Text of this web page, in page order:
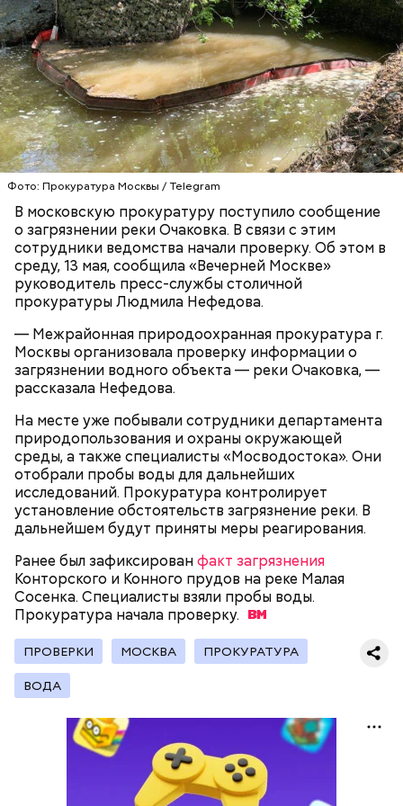
Фото: Прокуратура Москвы / Telegram
В московскую прокуратуру поступило сообщение
о загрязнении реки Очаковка. В связи с этим
сотрудники ведомства начали проверку. Об этом в
среду, 13 мая, сообщила «Вечерней Москве»
руководитель пресс-службы столичной
прокуратуры Людмила Нефедова.
— Межрайонная природоохранная прокуратура г.
Москвы организовала проверку информации о
загрязнении водного объекта — реки Очаковка, —
рассказала Нефедова.
На месте уже побывали сотрудники департамента
природопользования и охраны окружающей
среды, а также специалисты «Мосводостока». Они
отобрали пробы воды для дальнейших
исследований. Прокуратура контролирует
установление обстоятельств загрязнение реки. В
дальнейшем будут приняты меры реагирования.
Ранее был зафиксированфакт загрязнения
Конторского и Конного прудов на реке Малая
Сосенка. Специалисты взяли пробы воды.
Прокуратура начала проверку.
ПРОВЕРКИ МОСКВА ПРОКУРАТУРА
ВОДА
— Гасанов, являясь индивидуальным
предпринимателем, осуществлял
предпринимательскую деятельность в области
продажи и размещения рекламы в социальных
сетях. С целью сокрытия своих доходов часть
денежных средств от спонсоров розыгрышей,
покупателей различных мотивационных курсов и
прогнозов ставок на спорт Гасанов получал на
свои личные лицевые счета как физического лица, а
также на подконтрольные родственникам лицевые
счета, — пояснили вмосковской прокуратуре
Родственники обналичивали деньги и возвращали
вызвать подозрений у налоговой, Гасанов либо
распределял их между еще несколькими счетами,
либопокупал на них квартиры.
Блогеру грозило до семи лет лишения свободы.
Первой жертвой Миссюры была его девушка.
Именно на ней молодой человек впервые испытал
Следующим подопытным стал друг детства
когда молодые люди ехали вместе в машине,
подозреваемый угостил приятеля морсом с
этиленгликолем. Через два дня Константин умер в
больнице.
— Мы съездили за витаминами, вернулись обратно,
поднялись домой. У него ухудшилось самочувствие
через сутки... Его увезли в больницу,
реанимировали, и там он скончался, — рассказывал
Video
Видео: пресс-служба ГСУ СК по Московской области